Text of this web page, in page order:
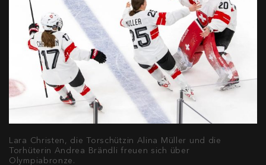
Lara Christen, die Torschützin Alina Müller und die
Torhüterin Andrea Brändli freuen sich über
Olympiabronze.